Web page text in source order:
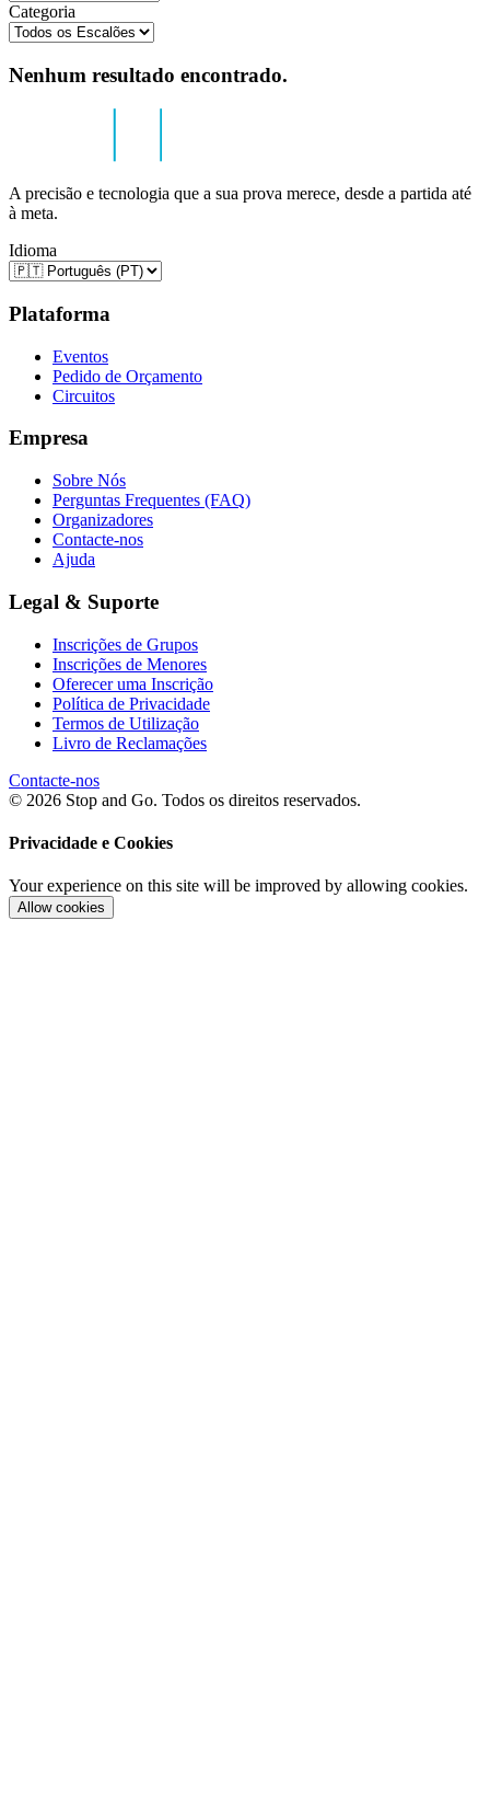
Categoria
Nenhum resultado encontrado.
A precisão e tecnologia que a sua prova merece, desde a partida até
à meta.
Idioma
Plataforma
Eventos
Pedido de Orçamento
Circuitos
Empresa
Sobre Nós
Perguntas Frequentes (FAQ)
Organizadores
Contacte-nos
Ajuda
Legal & Suporte
Inscrições de Grupos
Inscrições de Menores
Oferecer uma Inscrição
Política de Privacidade
Termos de Utilização
Livro de Reclamações
Contacte-nos
© 2026 Stop and Go. Todos os direitos reservados.
Privacidade e Cookies
Your experience on this site will be improved by allowing cookies.
Allow cookies